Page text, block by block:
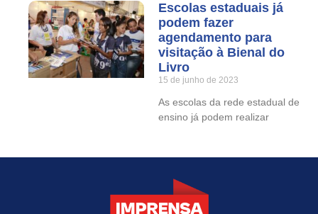
Escolas estaduais já
podem fazer
agendamento para
visitação à Bienal do
Livro
15 de junho de 2023
As escolas da rede estadual de
ensino já podem realizar